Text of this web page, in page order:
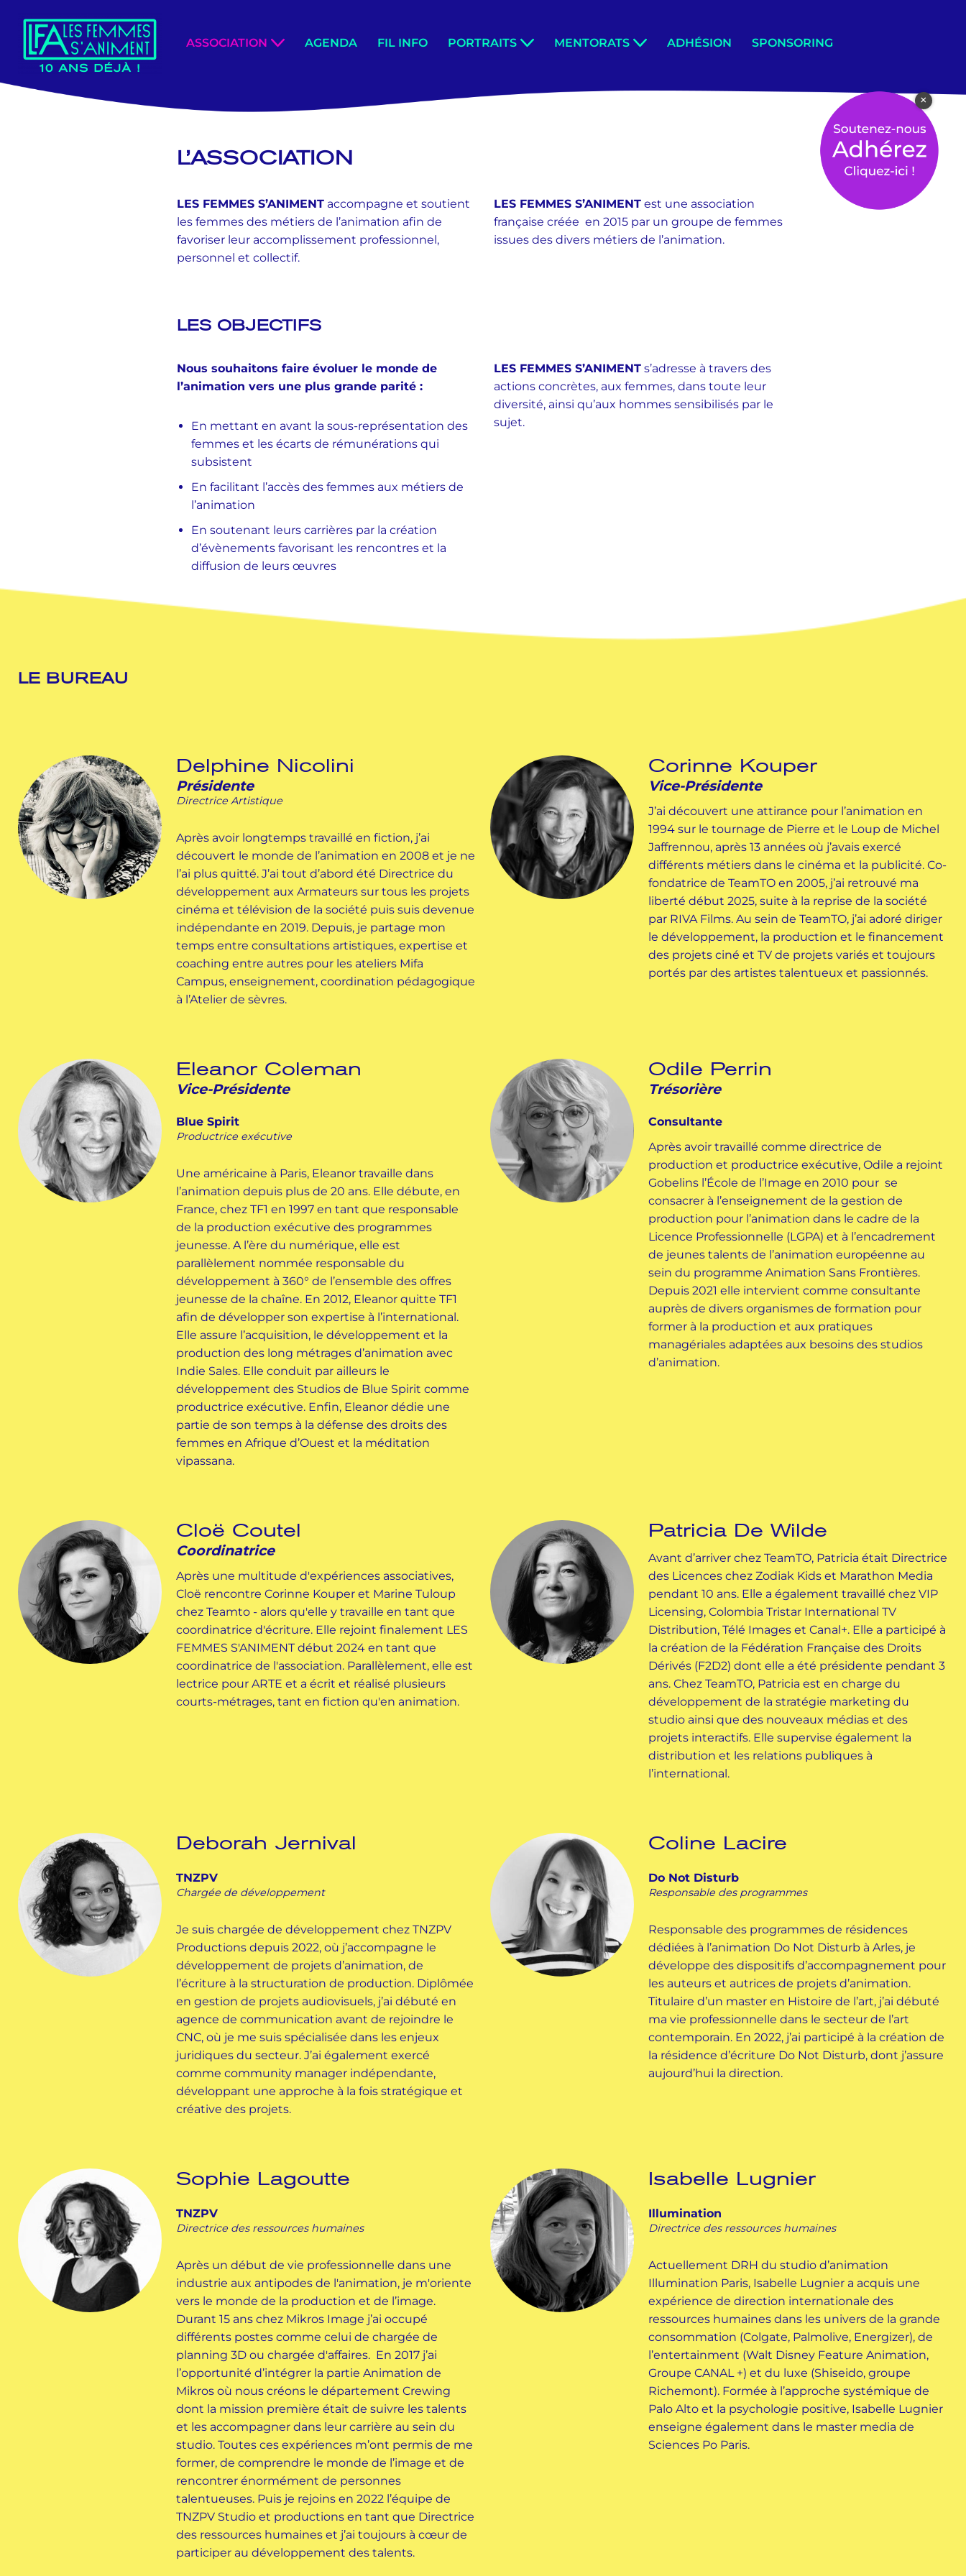
Aller
au
contenu
ASSOCIATION AGENDA FIL INFO PORTRAITS MENTORATS ADHÉSION SPONSORING
L’ASSOCIATION
LES FEMMES S’ANIMENTaccompagne et soutient
les femmes des métiers de l’animation afin de
favoriser leur accomplissement professionnel,
personnel et collectif.
LES FEMMES S’ANIMENTest une association
française créée en 2015 par un groupe de femmes
issues des divers métiers de l’animation.
LES OBJECTIFS
Nous souhaitons faire évoluer le monde de
l’animation vers une plus grande parité :
En mettant en avant la sous-représentation des
femmes et les écarts de rémunérations qui
subsistent
En facilitant l’accès des femmes aux métiers de
l’animation
En soutenant leurs carrières par la création
d’évènements favorisant les rencontres et la
diffusion de leurs œuvres
LES FEMMES S’ANIMENTs’adresse à travers des
actions concrètes, aux femmes, dans toute leur
diversité, ainsi qu’aux hommes sensibilisés par le
sujet.
LE BUREAU
Delphine Nicolini
Présidente
Directrice Artistique
Après avoir longtemps travaillé en fiction, j’ai
découvert le monde de l’animation en 2008 et je ne
l’ai plus quitté. J’ai tout d’abord été Directrice du
développement aux Armateurs sur tous les projets
cinéma et télévision de la société puis suis devenue
indépendante en 2019. Depuis, je partage mon
temps entre consultations artistiques, expertise et
coaching entre autres pour les ateliers Mifa
Campus, enseignement, coordination pédagogique
à l’Atelier de sèvres.
Corinne Kouper
Vice-Présidente
J’ai découvert une attirance pour l’animation en
1994 sur le tournage de Pierre et le Loup de Michel
Jaffrennou, après 13 années où j’avais exercé
différents métiers dans le cinéma et la publicité. Co-
fondatrice de TeamTO en 2005, j’ai retrouvé ma
liberté début 2025, suite à la reprise de la société
par RIVA Films. Au sein de TeamTO, j’ai adoré diriger
le développement, la production et le financement
des projets ciné et TV de projets variés et toujours
portés par des artistes talentueux et passionnés.
Eleanor Coleman
Vice-Présidente
Blue Spirit
Productrice exécutive
Une américaine à Paris, Eleanor travaille dans
l’animation depuis plus de 20 ans. Elle débute, en
France, chez TF1 en 1997 en tant que responsable
de la production exécutive des programmes
jeunesse. A l’ère du numérique, elle est
parallèlement nommée responsable du
développement à 360° de l’ensemble des offres
jeunesse de la chaîne. En 2012, Eleanor quitte TF1
afin de développer son expertise à l’international.
Elle assure l’acquisition, le développement et la
production des long métrages d’animation avec
Indie Sales. Elle conduit par ailleurs le
développement des Studios de Blue Spirit comme
productrice exécutive. Enfin, Eleanor dédie une
partie de son temps à la défense des droits des
femmes en Afrique d’Ouest et la méditation
vipassana.
Odile Perrin
Trésorière
Consultante
Après avoir travaillé comme directrice de
production et productrice exécutive, Odile a rejoint
Gobelins l’École de l’Image en 2010 pour se
consacrer à l’enseignement de la gestion de
production pour l’animation dans le cadre de la
Licence Professionnelle (LGPA) et à l’encadrement
de jeunes talents de l’animation européenne au
sein du programme Animation Sans Frontières.
Depuis 2021 elle intervient comme consultante
auprès de divers organismes de formation pour
former à la production et aux pratiques
managériales adaptées aux besoins des studios
d’animation.
Cloë Coutel
Coordinatrice
Après une multitude d'expériences associatives,
Cloë rencontre Corinne Kouper et Marine Tuloup
chez Teamto - alors qu'elle y travaille en tant que
coordinatrice d'écriture. Elle rejoint finalement LES
FEMMES S'ANIMENT début 2024 en tant que
coordinatrice de l'association. Parallèlement, elle est
lectrice pour ARTE et a écrit et réalisé plusieurs
courts-métrages, tant en fiction qu'en animation.
Patricia De Wilde
Avant d’arriver chez TeamTO, Patricia était Directrice
des Licences chez Zodiak Kids et Marathon Media
pendant 10 ans. Elle a également travaillé chez VIP
Licensing, Colombia Tristar International TV
Distribution, Télé Images et Canal+. Elle a participé à
la création de la Fédération Française des Droits
Dérivés (F2D2) dont elle a été présidente pendant 3
ans. Chez TeamTO, Patricia est en charge du
développement de la stratégie marketing du
studio ainsi que des nouveaux médias et des
projets interactifs. Elle supervise également la
distribution et les relations publiques à
l’international.
Deborah Jernival
TNZPV
Chargée de développement
Je suis chargée de développement chez TNZPV
Productions depuis 2022, où j’accompagne le
développement de projets d’animation, de
l’écriture à la structuration de production. Diplômée
en gestion de projets audiovisuels, j’ai débuté en
agence de communication avant de rejoindre le
CNC, où je me suis spécialisée dans les enjeux
juridiques du secteur. J’ai également exercé
comme community manager indépendante,
développant une approche à la fois stratégique et
créative des projets.
Coline Lacire
Do Not Disturb
Responsable des programmes
Responsable des programmes de résidences
dédiées à l’animation Do Not Disturb à Arles, je
développe des dispositifs d’accompagnement pour
les auteurs et autrices de projets d’animation.
Titulaire d’un master en Histoire de l’art, j’ai débuté
ma vie professionnelle dans le secteur de l’art
contemporain. En 2022, j’ai participé à la création de
la résidence d’écriture Do Not Disturb, dont j’assure
aujourd’hui la direction.
Sophie Lagoutte
TNZPV
Directrice des ressources humaines
Après un début de vie professionnelle dans une
industrie aux antipodes de l'animation, je m'oriente
vers le monde de la production et de l’image.
Durant 15 ans chez Mikros Image j’ai occupé
différents postes comme celui de chargée de
planning 3D ou chargée d'affaires. En 2017 j’ai
l’opportunité d’intégrer la partie Animation de
Mikros où nous créons le département Crewing
dont la mission première était de suivre les talents
et les accompagner dans leur carrière au sein du
studio. Toutes ces expériences m’ont permis de me
former, de comprendre le monde de l’image et de
rencontrer énormément de personnes
talentueuses. Puis je rejoins en 2022 l’équipe de
TNZPV Studio et productions en tant que Directrice
des ressources humaines et j’ai toujours à cœur de
participer au développement des talents.
Isabelle Lugnier
Illumination
Directrice des ressources humaines
Actuellement DRH du studio d’animation
Illumination Paris, Isabelle Lugnier a acquis une
expérience de direction internationale des
ressources humaines dans les univers de la grande
consommation (Colgate, Palmolive, Energizer), de
l’entertainment (Walt Disney Feature Animation,
Groupe CANAL +) et du luxe (Shiseido, groupe
Richemont). Formée à l’approche systémique de
Palo Alto et la psychologie positive, Isabelle Lugnier
enseigne également dans le master media de
Sciences Po Paris.
×